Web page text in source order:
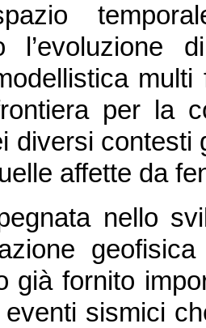
per la
diversi contesti
affette da
nello
già fornito
sismici